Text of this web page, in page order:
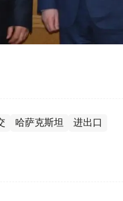
哈萨克斯坦 进出口